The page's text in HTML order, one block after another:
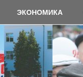
ЭКОНОМИКА